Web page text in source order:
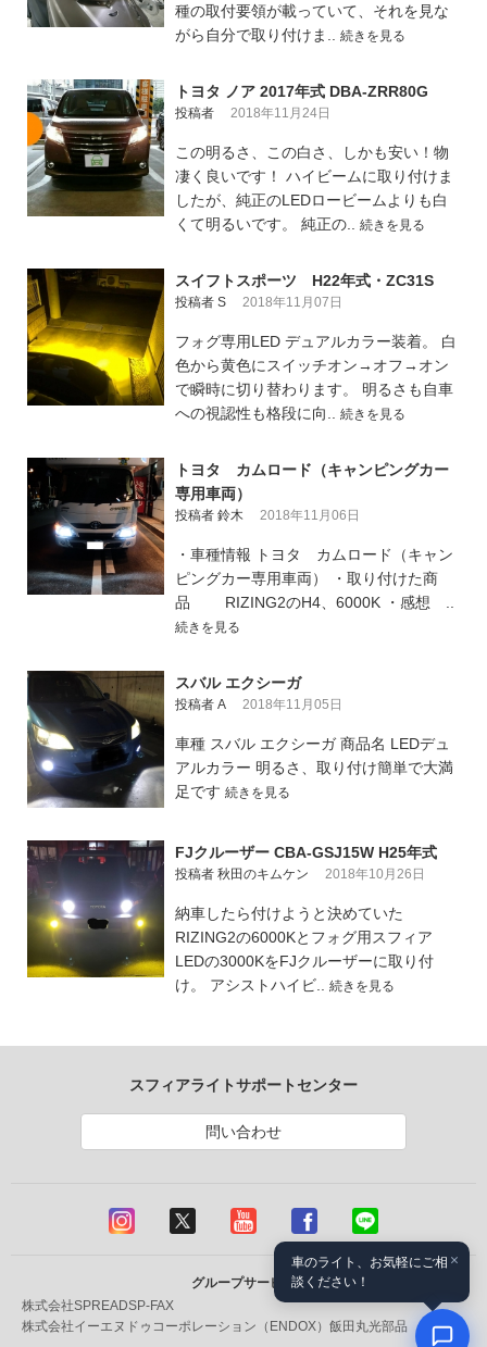
種の取付要領が載っていて、それを見な
がら自分で取り付けま.. 続きを見る
トヨタ ノア 2017年式 DBA-ZRR80G
投稿者 2018年11月24日
この明るさ、この白さ、しかも安い！物
凄く良いです！ ハイビームに取り付けま
したが、純正のLEDロービームよりも白
くて明るいです。 純正の.. 続きを見る
スイフトスポーツ H22年式・ZC31S
投稿者 S 2018年11月07日
フォグ専用LED デュアルカラー装着。 白
色から黄色にスイッチオン→オフ→オン
で瞬時に切り替わります。 明るさも自車
への視認性も格段に向.. 続きを見る
トヨタ カムロード（キャンピングカー
専用車両）
投稿者 鈴木 2018年11月06日
・車種情報 トヨタ カムロード（キャン
ピングカー専用車両） ・取り付けた商
品 RIZING2のH4、6000K ・感想 ..
続きを見る
スバル エクシーガ
投稿者 A 2018年11月05日
車種 スバル エクシーガ 商品名 LEDデュ
アルカラー 明るさ、取り付け簡単で大満
足です 続きを見る
FJクルーザー CBA-GSJ15W H25年式
投稿者 秋田のキムケン 2018年10月26日
納車したら付けようと決めていた
RIZING2の6000Kとフォグ用スフィア
LEDの3000KをFJクルーザーに取り付
け。 アシストハイビ.. 続きを見る
スフィアライトサポートセンター
問い合わせ
グループサービス
株式会社SPREADSP-FAX
株式会社イーエヌドゥコーポレーション（ENDOX） 飯田丸光部品
×
車のライト、お気軽にご相
談ください！